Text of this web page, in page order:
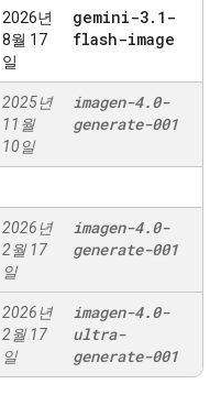
2026년
8월 17
일
gemini-3. 1-
flash-image
2025년
11월
10일
imagen-4.0-
generate-001
2026년
2월 17
일
imagen-4.0-
generate-001
2026년
2월 17
일
imagen-4.0-
ultra-
generate-001